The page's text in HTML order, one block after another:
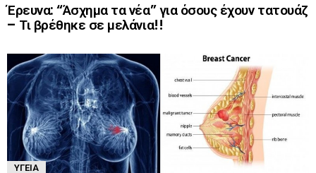
Έρευνα: “Άσχημα τα νέα” για όσους έχουν τατουάζ
– Τι βρέθηκε σε μελάνια!!
ΥΓΕΊΑ